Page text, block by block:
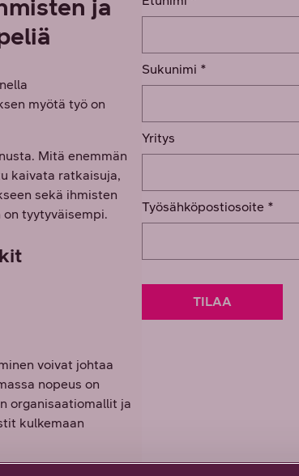
ja
myötä työ on
Mitä enemmän
kaivata ratkaisuja,
sekä ihmisten
tyytyväisempi.
voivat johtaa
nopeus on
organisaatiomallit ja
kulkemaan